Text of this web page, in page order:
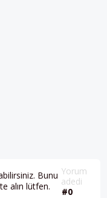
Bunu
alın lütfen.
Yorum
adedi
#0